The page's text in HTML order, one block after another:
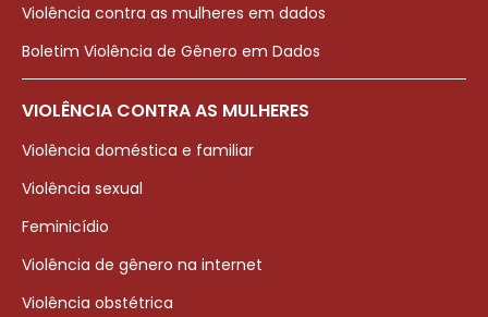
Violência contra as mulheres em dados
Boletim Violência de Gênero em Dados
VIOLÊNCIA CONTRA AS MULHERES
Violência doméstica e familiar
Violência sexual
Feminicídio
Violência de gênero na internet
Violência obstétrica